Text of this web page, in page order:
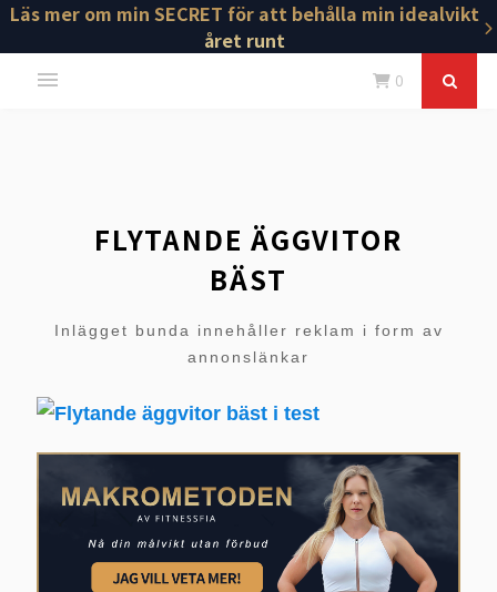
Läs mer om min SECRET för att behålla min idealvikt
året runt
0
FLYTANDE ÄGGVITOR
BÄST
Inlägget bunda innehåller reklam i form av
annonslänkar